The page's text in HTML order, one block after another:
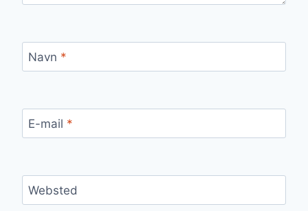
Navn *
E-mail *
Websted